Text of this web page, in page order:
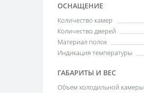
ОСНАЩЕНИЕ
Количество камер
Количество дверей
Материал полок
Индикация температуры
ГАБАРИТЫ И ВЕС
Объем холодильной камеры